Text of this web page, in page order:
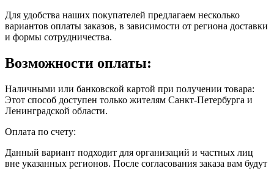
Для удобства наших покупателей предлагаем несколько
вариантов оплаты заказов, в зависимости от региона доставки
и формы сотрудничества.
Возможности оплаты:
Наличными или банковской картой при получении товара:
Этот способ доступен только жителям Санкт-Петербурга и
Ленинградской области.
Оплата по счету:
Данный вариант подходит для организаций и частных лиц
вне указанных регионов. После согласования заказа вам будут